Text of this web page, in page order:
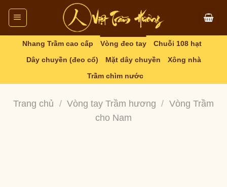
Skip
content
Nhang Trầm cao cấp Vòng đeo tay
Chuỗi 108 hạt
Dây chuyền (đeo cổ)
Mặt dây chuyền
Xông nhà
Trầm chìm nước
Trang chủ / Vòng tay Trầm hương / Vòng Trầm
cho Nam